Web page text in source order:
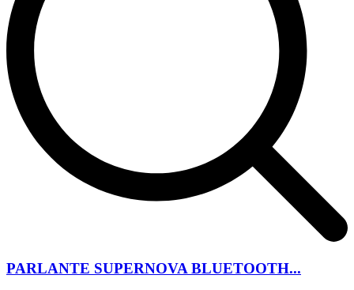
PARLANTE SUPERNOVA BLUETOOTH...